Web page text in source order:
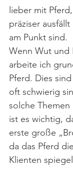
lieber mit
präziser
am Punkt sind.
Wenn Wut und
arbeite ich
Pferd. Dies
oft schwierig
solche
ist es wichtig,
erste große
da das Pferd
Klienten